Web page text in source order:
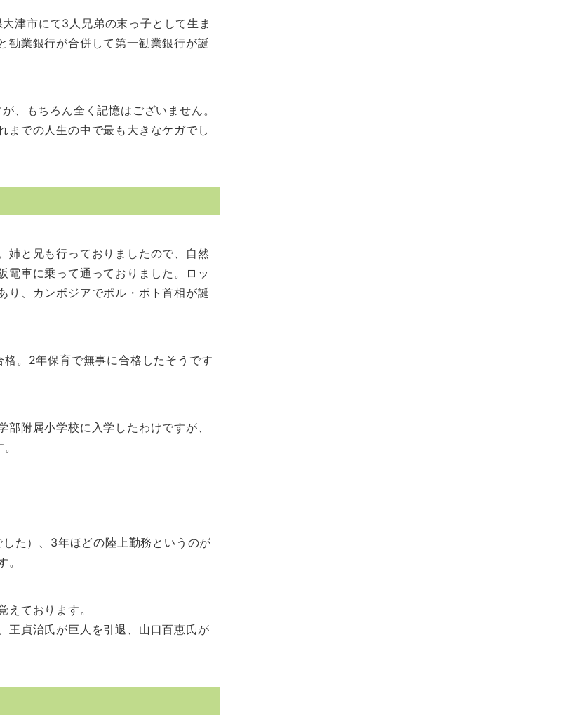
津市にて3人兄弟の末っ子として生ま
勧業銀行が合併して第一勧業銀行が誕
、もちろん全く記憶はございません。
までの人生の中で最も大きなケガでし
姉と兄も行っておりましたので、自然
電車に乗って通っておりました。ロッ
り、カンボジアでポル・ポト首相が誕
。2年保育で無事に合格したそうです
附属小学校に入学したわけですが、
た）、3年ほどの陸上勤務というのが
。
ております。
王貞治氏が巨人を引退、山口百恵氏が